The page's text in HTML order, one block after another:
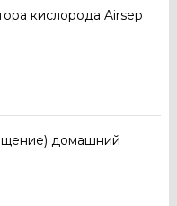
кислорода Airsep
домашний